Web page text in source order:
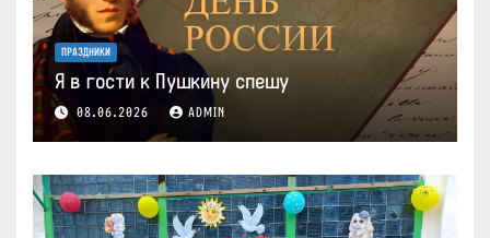
ПРАЗДНИКИ
Я в гости к Пушкину спешу
08.06.2026 ADMIN